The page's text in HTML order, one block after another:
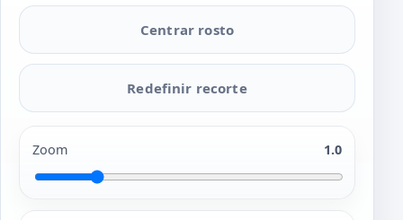
Centrar rosto
Redefinir recorte
Zoom 1.0